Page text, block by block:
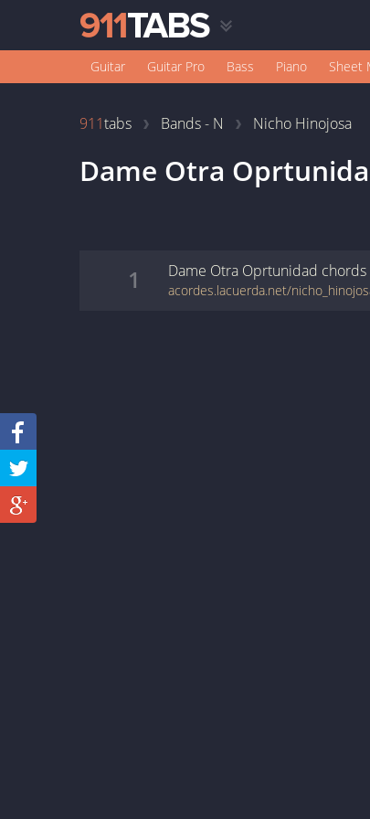
Guitar Guitar Pro Bass Piano Sheet
911tabs Bands - N Nicho Hinojosa
Dame Otra
1 Dame Otra Oprtunidad chords
acordes.lacuerda.net/